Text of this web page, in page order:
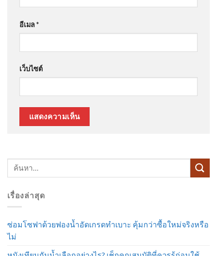
อีเมล*
เว็บไซต์
เรื่องล่าสุด
ซ่อมโซฟาด้วยฟองน้ำอัดเกรดทำเบาะ คุ้มกว่าซื้อใหม่จริงหรือ
ไม่